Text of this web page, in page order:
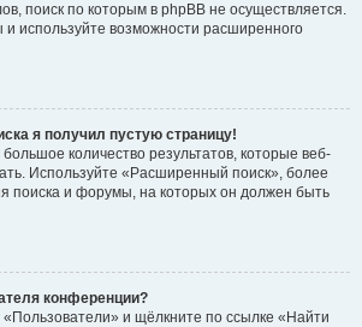
поиск по которым в phpBB не осуществляется.
и используйте возможности расширенного
я получил пустую страницу!
количество результатов, которые веб-
Используйте «Расширенный поиск», более
поиска и форумы, на которых он должен быть
конференции?
и щёлкните по ссылке «Найти